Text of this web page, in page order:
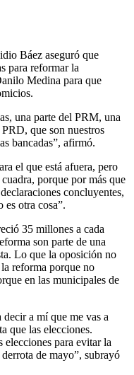
Báez aseguró que
para reformar la
Medina para que
una parte del PRM, una
que son nuestros
bancadas”, afirmó.
el que está afuera, pero
porque por más que
concluyentes,
es otra cosa”.
35 millones a cada
son parte de una
Lo que la oposición no
reforma porque no
en las municipales de
a mí que me vas a
que las elecciones.
para evitar la
de mayo”, subrayó